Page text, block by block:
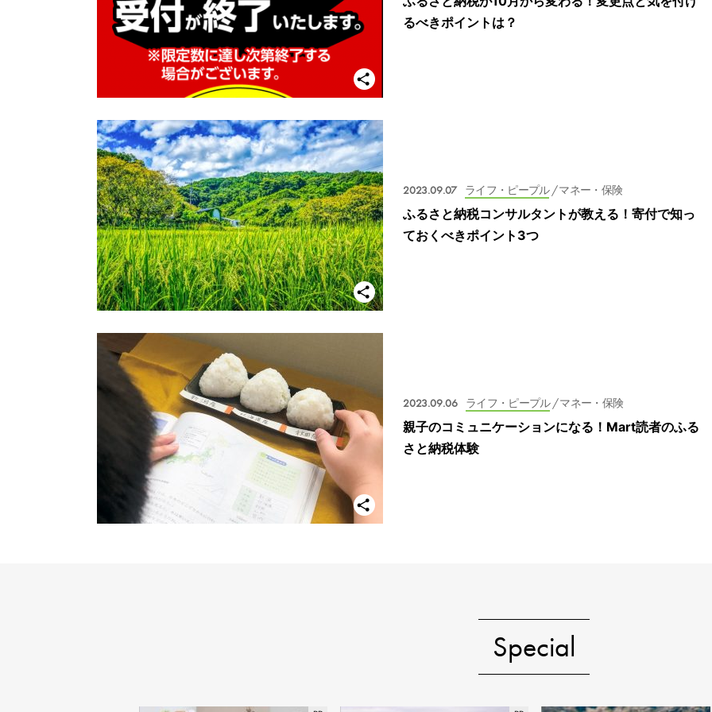
るべきポイントは？
2023.09.07 ライフ・ピープル/ マネー・保険
ふるさと納税コンサルタントが教える！寄付で知っ
ておくべきポイント3つ
2023.09.06 ライフ・ピープル/ マネー・保険
親子のコミュニケーションになる！Mart読者のふる
さと納税体験
Special